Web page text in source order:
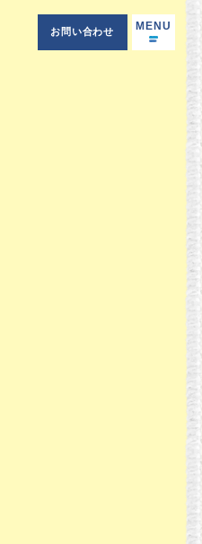
F＆S CREATIONS ビッ
MENU
お問い合わせ